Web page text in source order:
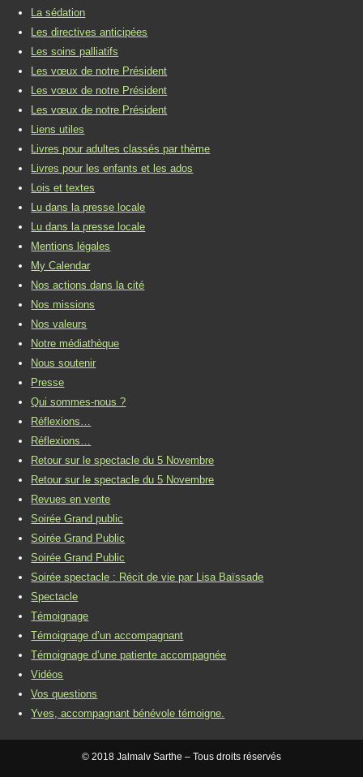
La sédation
Les directives anticipées
Les soins palliatifs
Les vœux de notre Président
Les vœux de notre Président
Les vœux de notre Président
Liens utiles
Livres pour adultes classés par thème
Livres pour les enfants et les ados
Lois et textes
Lu dans la presse locale
Lu dans la presse locale
Mentions légales
My Calendar
Nos actions dans la cité
Nos missions
Nos valeurs
Notre médiathèque
Nous soutenir
Presse
Qui sommes-nous ?
Réflexions…
Réflexions…
Retour sur le spectacle du 5 Novembre
Retour sur le spectacle du 5 Novembre
Revues en vente
Soirée Grand public
Soirée Grand Public
Soirée Grand Public
Soirée spectacle : Récit de vie par Lisa Baïssade
Spectacle
Témoignage
Témoignage d’un accompagnant
Témoignage d’une patiente accompagnée
Vidéos
Vos questions
Yves, accompagnant bénévole témoigne.
© 2018 Jalmalv Sarthe – Tous droits réservés